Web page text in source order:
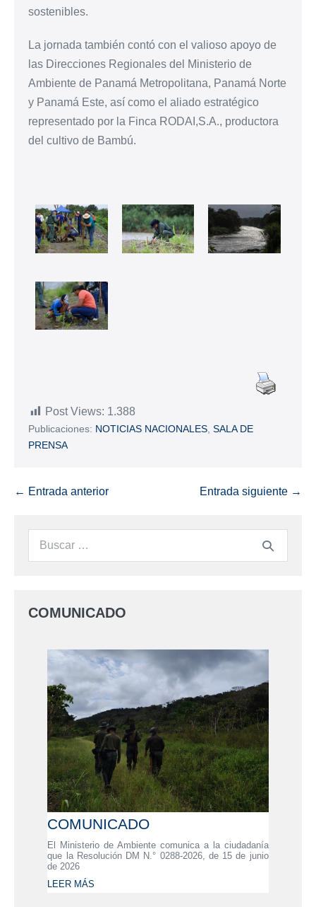
sostenibles.
La jornada también contó con el valioso apoyo de
las Direcciones Regionales del Ministerio de
Ambiente de Panamá Metropolitana, Panamá Norte
y Panamá Este, así como el aliado estratégico
representado por la Finca RODAI,S.A., productora
del cultivo de Bambú.
Post Views: 1.388
Publicaciones: NOTICIAS NACIONALES SALA DE
PRENSA
← Entrada anterior Entrada siguiente →
COMUNICADO
COMUNICADO
El Ministerio de Ambiente comunica a la ciudadanía
que la Resolución DM N.° 0288-2026, de 15 de junio
de 2026
LEER MÁS